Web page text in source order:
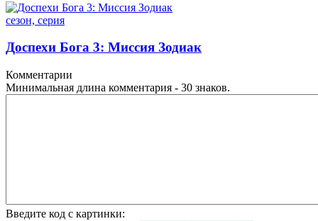
сезон, серия
Доспехи Бога 3: Миссия Зодиак
Комментарии
Минимальная длина комментария - 30 знаков.
Введите код с картинки: